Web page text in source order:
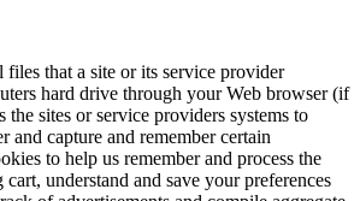
files that a site or its service provider
hard drive through your Web browser (if
the sites or service providers systems to
and capture and remember certain
to help us remember and process the
understand and save your preferences